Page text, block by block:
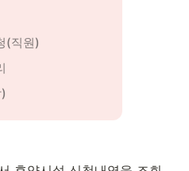
(직원)